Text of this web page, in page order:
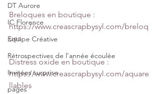
DT Aurore
IC Florence
Equipe Créative
Rétrospectives de l’année écoulée
Invitées surprise
pages
Breloques en boutique :
https://www.creascrapbysyl.com/breloq
ues
Distress oxide en boutique :
https://www.creascrapbysyl.com/aquare
llables